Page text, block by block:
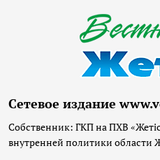
Сетевое издание
Собственник: ГКП на ПХВ
внутренней политики области